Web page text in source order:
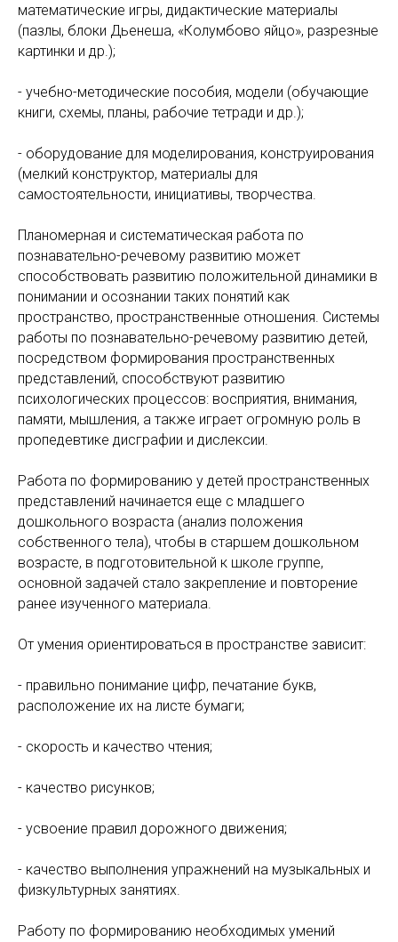
математические игры, дидактические материалы
(пазлы, блоки Дьенеша, «Колумбово яйцо», разрезные
картинки и др.);
- учебно-методические пособия, модели (обучающие
книги, схемы, планы, рабочие тетради и др.);
- оборудование для моделирования, конструирования
(мелкий конструктор, материалы для
самостоятельности, инициативы, творчества.
Планомерная и систематическая работа по
познавательно-речевому развитию может
способствовать развитию положительной динамики в
понимании и осознании таких понятий как
пространство, пространственные отношения. Системы
работы по познавательно-речевому развитию детей,
посредством формирования пространственных
представлений, способствуют развитию
психологических процессов: восприятия, внимания,
памяти, мышления, а также играет огромную роль в
пропедевтике дисграфии и дислексии.
Работа по формированию у детей пространственных
представлений начинается еще с младшего
дошкольного возраста (анализ положения
собственного тела), чтобы в старшем дошкольном
возрасте, в подготовительной к школе группе,
основной задачей стало закрепление и повторение
ранее изученного материала.
От умения ориентироваться в пространстве зависит:
- правильно понимание цифр, печатание букв,
расположение их на листе бумаги;
- скорость и качество чтения;
- качество рисунков;
- усвоение правил дорожного движения;
- качество выполнения упражнений на музыкальных и
физкультурных занятиях.
Работу по формированию необходимых умений